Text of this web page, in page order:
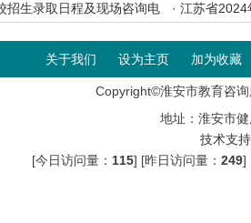
考考前提醒
招生录取日程及现场咨询电
· 江苏省2024
关于我们
设为主页 加为收藏
Copyright©淮安市教育咨
地址：淮安市
技术支
[今日访问量： 115] [昨日访问量：249]